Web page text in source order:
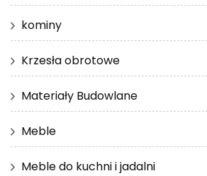
kominy
Krzesła obrotowe
Materiały Budowlane
Meble
Meble do kuchni i jadalni